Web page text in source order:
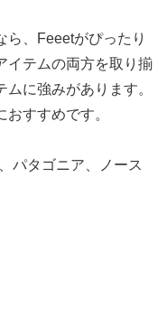
ら、Feeetがぴったり
イテムの両方を取り揃
に強みがあります。
すすめです。
パタゴニア、ノース